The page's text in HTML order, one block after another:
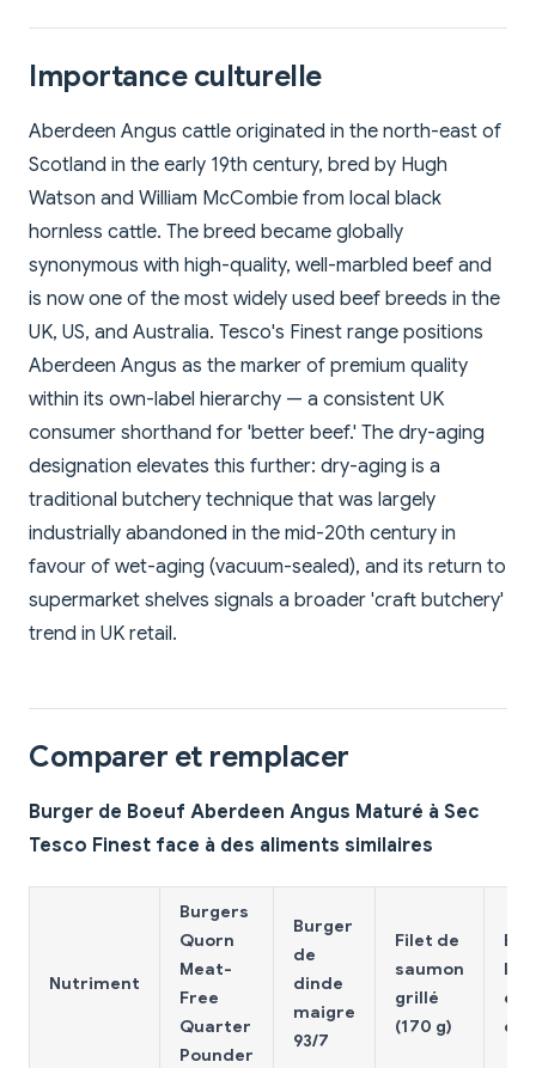
Importance culturelle
Aberdeen Angus cattle originated in the north-east of
Scotland in the early 19th century, bred by Hugh
Watson and William McCombie from local black
hornless cattle. The breed became globally
synonymous with high-quality, well-marbled beef and
is now one of the most widely used beef breeds in the
UK, US, and Australia. Tesco's Finest range positions
Aberdeen Angus as the marker of premium quality
within its own-label hierarchy — a consistent UK
consumer shorthand for 'better beef.' The dry-aging
designation elevates this further: dry-aging is a
traditional butchery technique that was largely
industrially abandoned in the mid-20th century in
favour of wet-aging (vacuum-sealed), and its return to
supermarket shelves signals a broader 'craft butchery'
trend in UK retail.
Comparer et remplacer
Burger de Boeuf Aberdeen Angus Maturé à Sec
Tesco Finest face à des aliments similaires
Nutriment
Burgers
Quorn
Meat-
Free
Quarter
Pounder
Burger
de
dinde
maigre
93/7
Filet de
saumon
grillé
(170 g)
et